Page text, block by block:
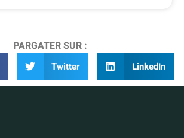
PARGATER SUR :
Twitter LinkedIn